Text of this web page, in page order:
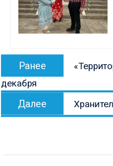
Навигация
записям
Ранее
запись:
декабря
Далее
запись: